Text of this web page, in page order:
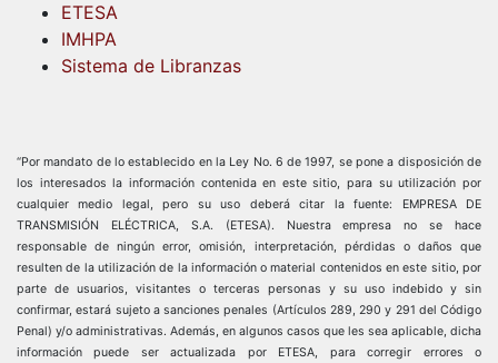
ETESA
IMHPA
Sistema de Libranzas
“Por mandato de lo establecido en la Ley No. 6 de 1997, se pone a disposición de
los interesados la información contenida en este sitio, para su utilización por
cualquier medio legal, pero su uso deberá citar la fuente: EMPRESA DE
TRANSMISIÓN ELÉCTRICA, S.A. (ETESA). Nuestra empresa no se hace
responsable de ningún error, omisión, interpretación, pérdidas o daños que
resulten de la utilización de la información o material contenidos en este sitio, por
parte de usuarios, visitantes o terceras personas y su uso indebido y sin
confirmar, estará sujeto a sanciones penales (Artículos 289, 290 y 291 del Código
Penal) y/o administrativas. Además, en algunos casos que les sea aplicable, dicha
información puede ser actualizada por ETESA, para corregir errores o